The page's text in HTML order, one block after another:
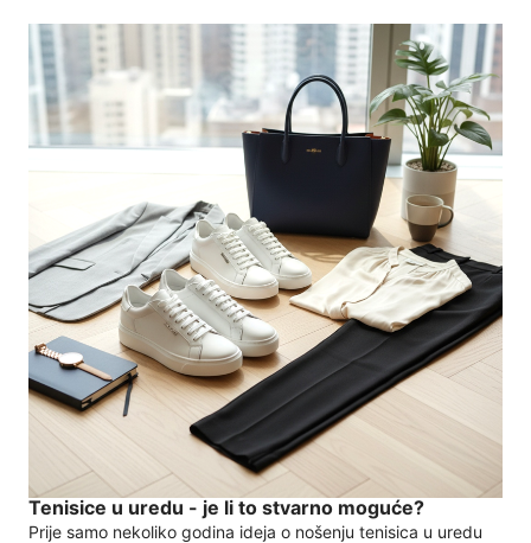
Tenisice u uredu - je li to stvarno moguće?
Prije samo nekoliko godina ideja o nošenju tenisica u uredu